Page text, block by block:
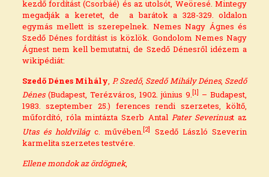
kezdő fordítást (Csorbáé) és az utolsót, Weöresé. Mintegy
megadják a keretet, de a barátok a 328-329. oldalon
egymás mellett is szerepelnek. Nemes Nagy Ágnes és
Szedő Dénes fordítást is közlök. Gondolom Nemes Nagy
Ágnest nem kell bemutatni, de Szedő Dénesről idézem a
wikipédiát:
Szedő Dénes Mihály, P. Szedő, Szedő Mihály Dénes, Szedő
Dénes(Budapest, Terézváros, 1902.június 9.[1] – Budapest,
1983.szeptember 25.) ferences rendi szerzetes, költő,
műfordító, róla mintáztaSzerb Antal Pater Severinust az
Utas és holdvilágc. művében.[2]
Szedő László Szeverin
karmelitaszerzetes testvére.
Ellene mondok az ördögnek,